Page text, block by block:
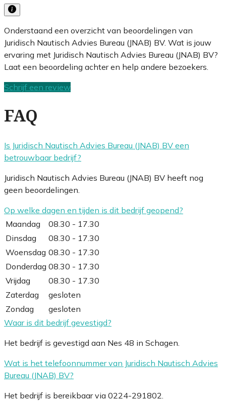
Onderstaand een overzicht van beoordelingen van
Juridisch Nautisch Advies Bureau (JNAB) BV. Wat is jouw
ervaring met Juridisch Nautisch Advies Bureau (JNAB) BV?
Laat een beoordeling achter en help andere bezoekers.
Schrijf een review
FAQ
Is Juridisch Nautisch Advies Bureau (JNAB) BV een
betrouwbaar bedrijf?
Juridisch Nautisch Advies Bureau (JNAB) BV heeft nog
geen beoordelingen.
Op welke dagen en tijden is dit bedrijf geopend?
Maandag
08.30 - 17.30
Dinsdag
08.30 - 17.30
Woensdag 08.30 - 17.30
Donderdag 08.30 - 17.30
Vrijdag
08.30 - 17.30
Zaterdag
gesloten
Zondag
gesloten
Waar is dit bedrijf gevestigd?
Het bedrijf is gevestigd aan Nes 48 in Schagen.
Wat is het telefoonnummer van Juridisch Nautisch Advies
Bureau (JNAB) BV?
Het bedrijf is bereikbaar via 0224-291802.